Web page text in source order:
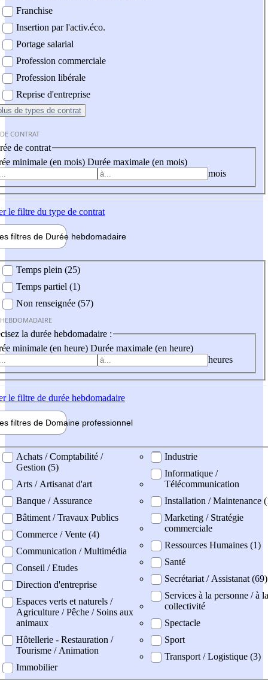
Franchise
Insertion par l'activ.éco.
Portage salarial
Profession commerciale
Profession libérale
Reprise d'entreprise
de types de contrat
CONTRAT
de contrat
minimale (en mois) Durée maximale (en mois)
mois
le filtre du type de contrat
filtres de Durée hebdomadaire
Temps plein (25)
Temps partiel (1)
Non renseignée (57)
la durée hebdomadaire :
minimale (en heure) Durée maximale (en heure)
heures
le filtre de durée hebdomadaire
filtres de Domaine professionnel
professionel
Achats / Comptabilité /
Gestion (5)
Arts / Artisanat d'art
Banque / Assurance
Bâtiment / Travaux Publics
Commerce / Vente (4)
Communication / Multimédia
Conseil / Etudes
Direction d'entreprise
Espaces verts et naturels /
Agriculture / Pêche / Soins aux
animaux
Hôtellerie - Restauration /
Tourisme / Animation
Immobilier
Industrie
Informatique /
Télécommunication
Installation / Maintenance
Marketing / Stratégie
commerciale
Ressources Humaines (1)
Santé
Secrétariat / Assistanat (69)
Services à la personne / à la
collectivité
Spectacle
Sport
Transport / Logistique (3)